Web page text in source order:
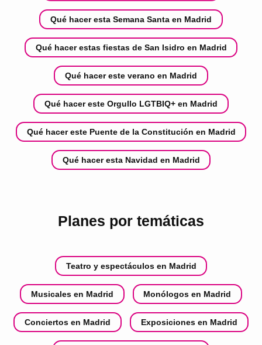
Qué hacer esta Semana Santa en Madrid
Qué hacer estas fiestas de San Isidro en Madrid
Qué hacer este verano en Madrid
Qué hacer este Orgullo LGTBIQ+ en Madrid
Qué hacer este Puente de la Constitución en Madrid
Qué hacer esta Navidad en Madrid
Planes por temáticas
Teatro y espectáculos en Madrid
Musicales en Madrid Monólogos en Madrid
Conciertos en Madrid Exposiciones en Madrid